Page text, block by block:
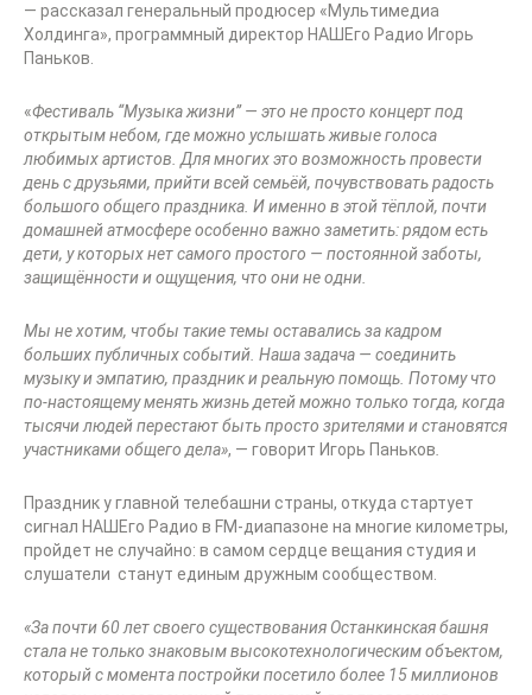
— рассказал генеральный продюсер «Мультимедиа
Холдинга», программный директор НАШЕго Радио Игорь
Паньков.
«Фестиваль “Музыка жизни” — это не просто концерт под
открытым небом, где можно услышать живые голоса
любимых артистов. Длямногих это возможность провести
день с друзьями, прийти всей семьёй, почувствовать радость
большого общего праздника. И именно в этой тёплой, почти
домашней атмосфере особенно важно заметить: рядом есть
дети, у которых нет самого простого — постоянной заботы,
защищённости и ощущения, что они не одни.
Мы не хотим, чтобы такие темы оставались за кадром
больших публичных событий. Наша задача — соединить
музыку иэмпатию, праздник и реальную помощь. Потому что
по-настоящему менять жизнь детей можно только тогда, когда
тысячи людей перестают быть просто зрителями и становятся
участниками общего дела», — говорит Игорь Паньков
Праздник у главной телебашни страны, откуда стартует
сигнал НАШЕго Радио в FM-диапазоне на многие километры,
пройдет не случайно: в самом сердце вещания студия и
слушатели станут единым дружным сообществом.
«За почти 60 лет своего существования Останкинская башня
стала не только знаковым высокотехнологическим объектом,
который с момента постройки посетило более 15 миллионов